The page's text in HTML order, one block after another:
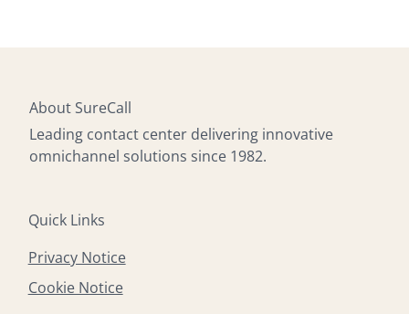
About SureCall
Leading contact center delivering innovative
omnichannel solutions since 1982.
Quick Links
Privacy Notice
Cookie Notice